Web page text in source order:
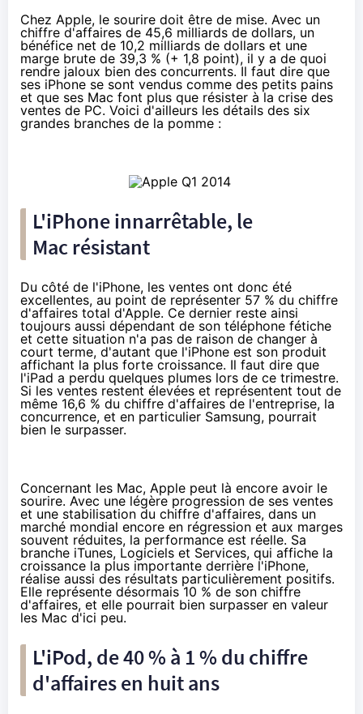
Chez Apple, le sourire doit être de mise. Avec un
chiffre d'affaires de 45,6 milliards de dollars, un
bénéfice net de 10,2 milliards de dollars et une
marge brute de 39,3 % (+ 1,8 point), il y a de quoi
rendre jaloux bien des concurrents. Il faut dire que
ses iPhone se sont vendus comme des petits pains
et que ses Mac font plus que résister à la crise des
ventes de PC. Voici d'ailleurs les détails des six
grandes branches de la pomme :
L'iPhone innarrêtable, le
Mac résistant
Du côté de l'iPhone, les ventes ont donc été
excellentes, au point de représenter 57 % du chiffre
d'affaires total d'Apple. Ce dernier reste ainsi
toujours aussi dépendant de son téléphone fétiche
et cette situation n'a pas de raison de changer à
court terme, d'autant que l'iPhone est son produit
affichant la plus forte croissance. Il faut dire que
l'iPad a perdu quelques plumes lors de ce trimestre.
Si les ventes restent élevées et représentent tout de
même 16,6 % du chiffre d'affaires de l'entreprise, la
concurrence, et en particulier Samsung, pourrait
bien le surpasser.
Concernant les Mac, Apple peut là encore avoir le
sourire. Avec une légère progression de ses ventes
et une stabilisation du chiffre d'affaires, dans un
marché mondial encore en régression et aux marges
souvent réduites, la performance est réelle. Sa
branche iTunes, Logiciels et Services, qui affiche la
croissance la plus importante derrière l'iPhone,
réalise aussi des résultats particulièrement positifs.
Elle représente désormais 10 % de son chiffre
d'affaires, et elle pourrait bien surpasser en valeur
les Mac d'ici peu.
L'iPod, de 40 % à 1 % du chiffre
d'affaires en huit ans